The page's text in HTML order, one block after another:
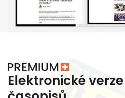
Elektronické